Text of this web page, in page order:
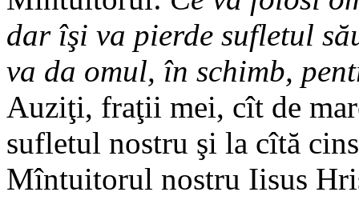
dar îşi va pierde sufletul
va da omul, în schimb,
Auziţi, fraţii mei, cît de
sufletul nostru şi la cîtă
Mîntuitorul nostru Iisus